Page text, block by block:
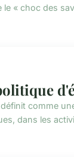
« choc des
comme
dans les